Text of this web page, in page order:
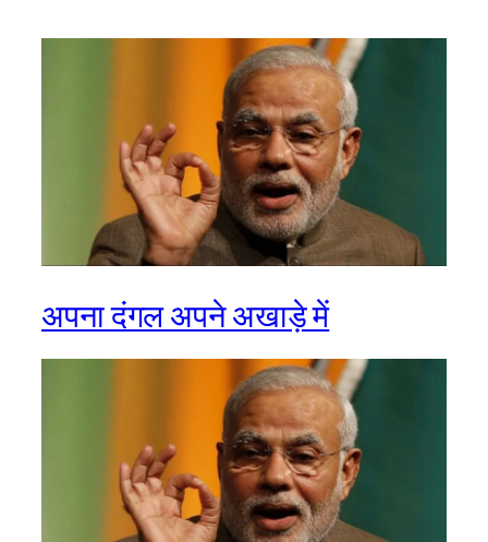
अपना दंगल अपने अखाड़े में